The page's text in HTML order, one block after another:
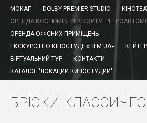
МОКАП
DOLBY PREMIER STUDIO
ОРЕНДА КОСТЮМІВ, РЕКВІЗИТУ,
ОРЕНДА ОФІСНИХ ПРИМІЩЕНЬ
ЕКСКУРСІЇ ПО КІНОСТУДІЇ «FILM.UA»
ВІРТУАЛЬНИЙ ТУР
КОНТАКТИ
КАТАЛОГ "ЛОКАЦИИ КИНОСТУДИИ"
БРЮКИ